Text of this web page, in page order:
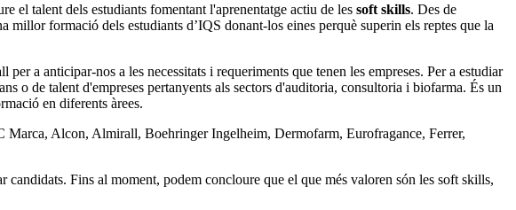
el talent dels estudiants fomentant l'aprenentatge actiu de les soft skills. Des de
formació dels estudiants d’IQS donant-los eines perquè superin els reptes que la
a anticipar-nos a les necessitats i requeriments que tenen les empreses. Per a estudiar
o de talent d'empreses pertanyents als sectors d'auditoria, consultoria i biofarma. És un
en diferents àrees.
Alcon, Almirall, Boehringer Ingelheim, Dermofarm, Eurofragance, Ferrer,
candidats. Fins al moment, podem concloure que el que més valoren són les soft skills,